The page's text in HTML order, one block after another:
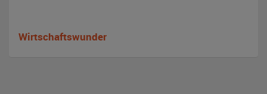
Wirtschaftswunder